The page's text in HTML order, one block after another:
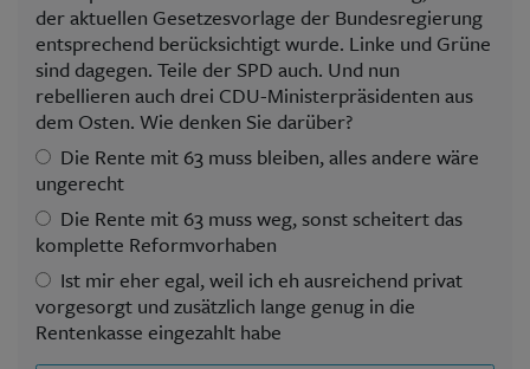
der aktuellen Gesetzesvorlage der Bundesregierung
entsprechend berücksichtigt wurde. Linke und Grüne
sind dagegen. Teile der SPD auch. Und nun
rebellieren auch drei CDU-Ministerpräsidenten aus
dem Osten. Wie denken Sie darüber?
Die Rente mit 63 muss bleiben, alles andere wäre
ungerecht
Die Rente mit 63 muss weg, sonst scheitert das
komplette Reformvorhaben
Ist mir eher egal, weil ich eh ausreichend privat
vorgesorgt und zusätzlich lange genug in die
Rentenkasse eingezahlt habe